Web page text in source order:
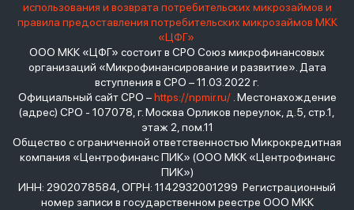
использования и возврата потребительских микрозаймов и
правила предоставления потребительских микрозаймов МКК
«ЦФГ»
ООО МКК «ЦФГ» состоит в СРО Союз микрофинансовых
организаций «Микрофинансирование и развитие». Дата
вступления в СРО – 11.03.2022 г.
Официальный сайт СРО –https://npmir.ru/. Местонахождение
(адрес) СРО - 107078, г. Москва Орликов переулок, д.5, стр.1,
этаж 2, пом.11
Общество с ограниченной ответственностью Микрокредитная
компания «Центрофинанс ПИК» (ООО МКК «Центрофинанс
ПИК»)
ИНН: 2902078584, ОГРН: 1142932001299 Регистрационный
номер записи в государственном реестре ООО МКК